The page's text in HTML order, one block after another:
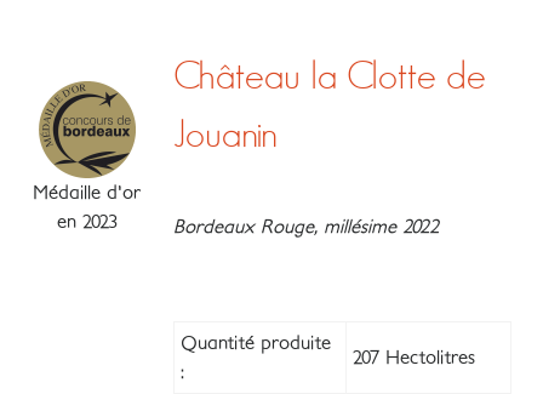
Médaille d'or
en 2023
Château la Clotte de
Jouanin
Bordeaux Rouge, millésime 2022
Quantité produite
:
207 Hectolitres